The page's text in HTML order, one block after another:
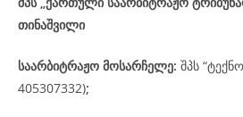
თინაშვილი
საარბიტრაჟო მოსარჩელე: შპს
405307332);